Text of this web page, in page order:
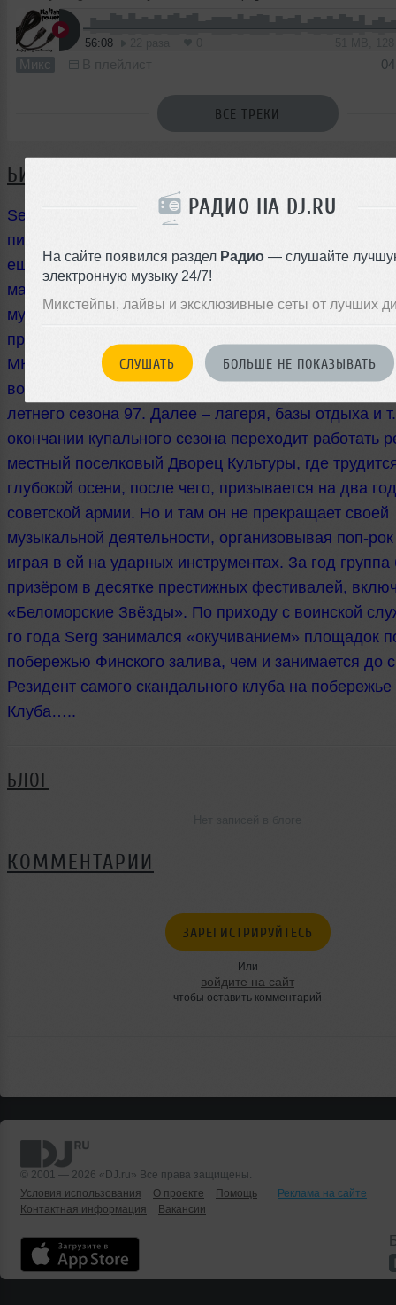
РАДИО НА DJ.RU
На сайте появился раздел Радио — слушайте
электронную музыку 24/7!
Микстейпы, лайвы и эксклюзивные сеты от лучших
СЛУШАТЬ БОЛЬШЕ НЕ ПОКАЗЫВАТЬ
56:08
Микс В плейлист
ВСЕ ТРЕКИ
БИОГРАФИЯ
Serg Wasilewsky начал свою dj карьеру с 1996 года
пионерского лагеря, путём подмены местного
ещё осваивая вертушки с плёночными носителями
маяк-231=)) (Ну кто не видел такую техххнику).
музыкальных битов организовывал различные
прямом смысле слова) мероприятия. Кассетники,
МК-001, ламповые усилители и бытовые вертушки
вот повседневные аксессуары Serg-а до начала
летнего сезона 97. Далее – лагеря, базы отдыха и
окончании купального сезона переходит работать
местный поселковый Дворец Культуры, где
глубокой осени, после чего, призывается на два
советской армии. Но и там он не прекращает своей
музыкальной деятельности, организовывая поп-рок
играя в ей на ударных инструментах. За год
призёром в десятке престижных фестивалей,
«Беломорские Звёзды». По приходу с воинской
го года Serg занимался «окучиванием» площадок
побережью Финского залива, чем и занимается до
Резидент самого скандального клуба на
Клуба…..
БЛОГ
КОММЕНТАРИИ
ЗАРЕГИСТРИРУЙТЕСЬ
Или
войдите на сайт
чтобы оставить комментарий
© 2001 — 2026 «DJ.ru» Все права защищены.
Условия использования
О проекте Помощь
Реклама на сайте
Контактная информация
Вакансии